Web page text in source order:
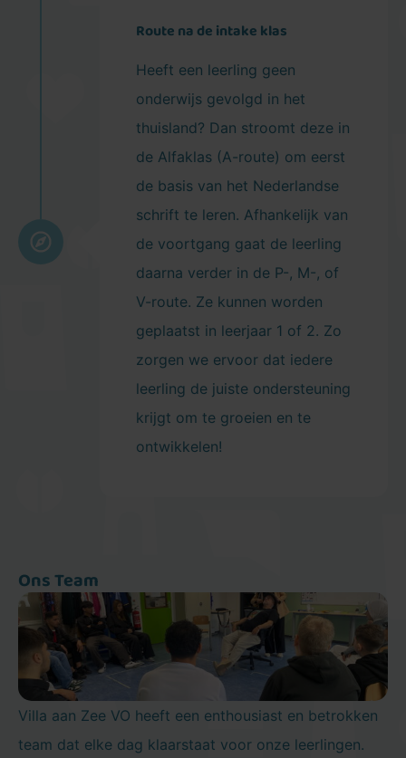
Route na de intake klas
Heeft een leerling geen
onderwijs gevolgd in het
thuisland? Dan stroomt deze in
de Alfaklas (A-route) om eerst
de basis van het Nederlandse
schrift te leren. Afhankelijk van
de voortgang gaat de leerling
daarna verder in de P-, M-, of
V-route. Ze kunnen worden
geplaatst in leerjaar 1 of 2. Zo
zorgen we ervoor dat iedere
leerling de juiste ondersteuning
krijgt om te groeien en te
ontwikkelen!
Ons Team
Villa aan Zee VO heeft een enthousiast en betrokken
team dat elke dag klaarstaat voor onze leerlingen.